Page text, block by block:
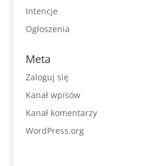
Intencje
Ogłoszenia
Meta
Zaloguj się
Kanał wpisów
Kanał komentarzy
WordPress.org